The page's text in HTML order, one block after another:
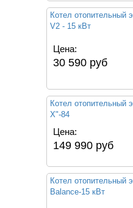
Котел отопительный
V2 - 15 кВт
Цена:
30 590 руб
Котел отопительный
X"-84
Цена:
149 990 руб
Котел отопительный
Balance-15 кВт